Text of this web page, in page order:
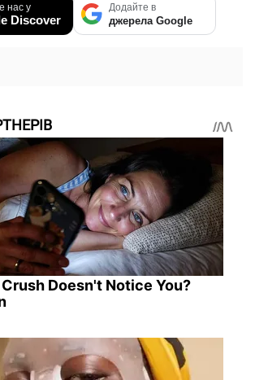
нас у
Discover
Додайте в
джерела Google
Doesn't Notice You?